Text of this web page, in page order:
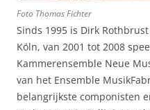
Foto Thomas Fichter
Sinds 1995 is Dirk
Köln, van 2001 tot 2008
Kammerensemble Neue
van het Ensemble
belangrijkste componisten